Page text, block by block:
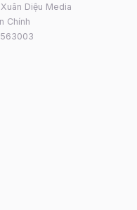
Diệu Media
Chính